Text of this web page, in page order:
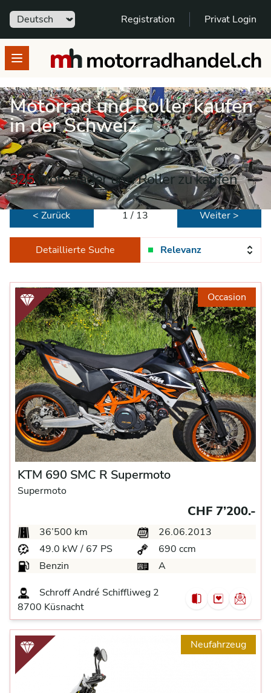
Sprache Registration Privat Login
Open menumotorradhandel.ch
Motorrad und Roller kaufen
in der Schweiz
325Motorräder und Roller zu kaufen
< Zurück 1 / 13 Weiter >
Detaillierte Suche Relevanz
Occasion
KTM 690 SMC R Supermoto
Supermoto
CHF 7’200.-
36’500 km
26.06.2013
49.0 kW / 67 PS
690 ccm
Benzin
A
Schroff André Schiffliweg 2
8700 Küsnacht
Neufahrzeug